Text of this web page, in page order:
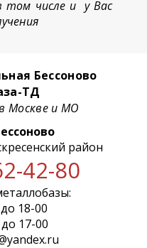
том числе и у Вас
Бессоново
ТД
Москве и МО
район
42-80
18-00
17-00